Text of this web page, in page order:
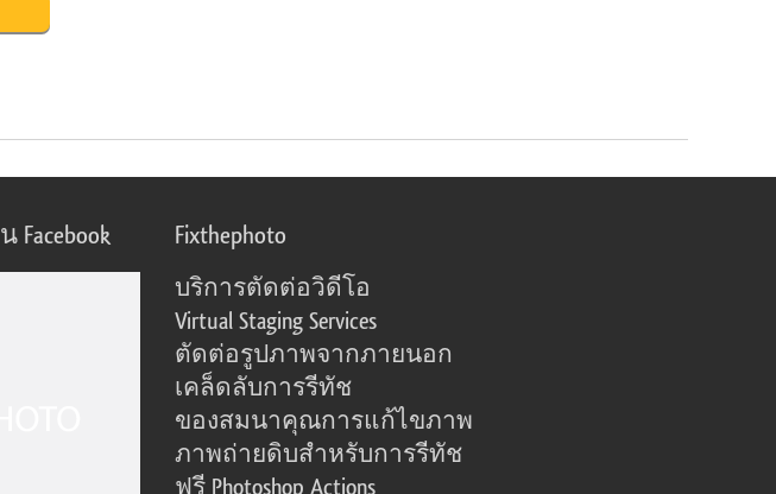
Fixthephoto
บริการตัดต่อวิดีโอ
Virtual Staging Services
ตัดต่อรูปภาพจากภายนอก
เคล็ดลับการรีทัช
ของสมนาคุณการแก้ไขภาพ
ภาพถ่ายดิบสำหรับการรีทัช
ฟรี Photoshop Actions